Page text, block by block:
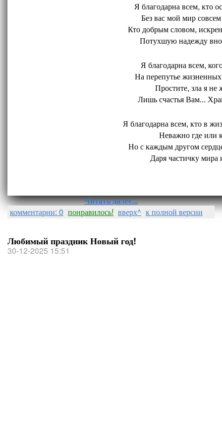
Я благодарна всем, кто
Без вас мой мир
Кто добрым словом,
Потухшую надежду
Я благодарна всем,
На перепутье
Простите, зла я не
Лишь счастья Вам...
Я благодарна всем, кто в
Неважно где или
Но с каждым другом
Даря частичку мира
Читать далее...
комментарии: 0 понравилось! вверх^ к полной версии
Любимый праздник Новый год!
30-12-2025 15:51